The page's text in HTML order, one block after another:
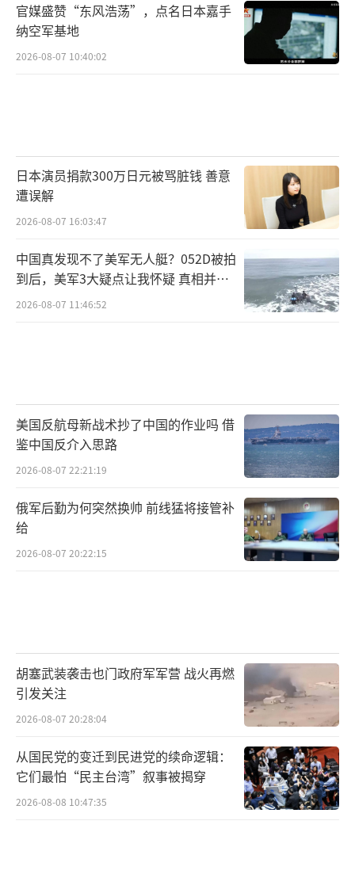
在影片上映前，猫眼平台上该片的“想看
人数”已突破446.86万，超越了4年前《唐人街
探案3》，刷新该平台“想看人数”纪录。此
8日的首场放映都做了特别标注，如“警钟长
鸣”“勿忘国耻”“万众一心”“守望和
平”等，更有不少影院将首场放映时间定在9时
有电影行业从业人员对《环球时报》记者
表示，从市场角度来看，《731》的成功也反映
睐。《731》凭借其深刻的主题、精良的制作，
精准地抓住了观众的心理。
影片在香港未映先热
《731》18日还在中国香港、中国澳门、澳
大利亚和新西兰上映，9月19日在美国和加拿大
等地上映，11月在韩国上映。此外，还计划在
巨幕、杜比视界等多种放映制式，提升了观影
体验的沉浸感。
香港新闻网称，《731》的香港首映礼在香
港影艺戏院举行，并且特别选在晚上7时31分举
行，别具意义。该片在香港未映先热，许多香
港网友表示，“铭记历史，支持《731》电影上
官媒盛赞“东风浩荡”，点名日本嘉手
纳空军基地
2026-08-07 10:40:02
日本演员捐款300万日元被骂脏钱 善意
遭误解
2026-08-07 16:03:47
中国真发现不了美军无人艇？052D被拍
到后，美军3大疑点让我怀疑 真相并非
如此
2026-08-07 11:46:52
美国反航母新战术抄了中国的作业吗 借
鉴中国反介入思路
2026-08-07 22:21:19
俄军后勤为何突然换帅 前线猛将接管补
给
2026-08-07 20:22:15
胡塞武装袭击也门政府军军营 战火再燃
引发关注
2026-08-07 20:28:04
从国民党的变迁到民进党的续命逻辑：
它们最怕“民主台湾”叙事被揭穿
2026-08-08 10:47:35